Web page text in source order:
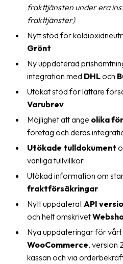
Om
företaget
Fraktjakt
Pressrum
Medarbetare
Jobb
karriär
Nyhetsarkiv
Kontakta
oss
Villkor
Allmänna
frakttjänsten under era
frakttjänster)
Nytt stöd för
Grönt
Ny uppdaterad
integration med DHLoch
Utökat stöd för lättare
Varubrev
Möjlighet att ange olika
företag och deras
Utökade tulldokument
vanliga tullvillkor
Utökad information om
fraktförsäkringar
Nytt uppdaterat API
och helt omskrivet
Nya uppdateringar för vårt
WooCommerce, version
kassan och via